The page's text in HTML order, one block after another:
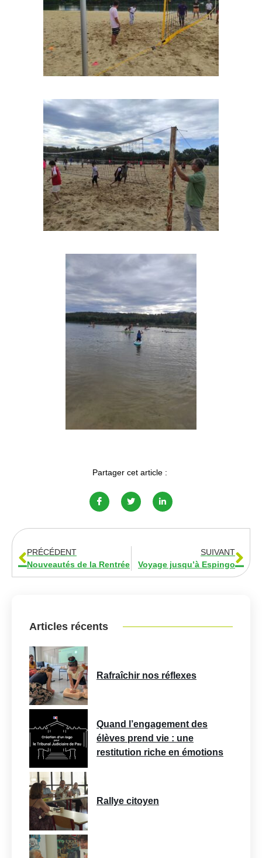
Partager cet article :
PRÉCÉDENT
Nouveautés de la Rentrée
SUIVANT
Voyage jusqu’à Espingo
Articles récents
Rafraîchir nos réflexes
Quand l’engagement des
élèves prend vie : une
restitution riche en émotions
Rallye citoyen